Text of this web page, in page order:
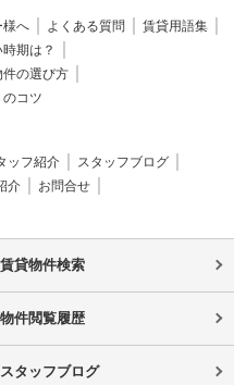
様へ よくある質問
賃貸用語集
期は？
件の選び方
コツ
ッフ紹介
スタッフブログ
介
お問合せ
賃貸物件検索
物件閲覧履歴
スタッフブログ